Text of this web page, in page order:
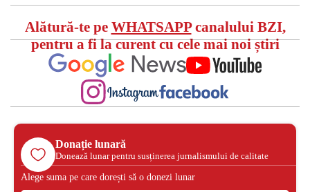
Alătură-te pe WHATSAPPcanalului BZI,
pentru a fi la curent cu cele mai noi știri
Donație lunară
Donează lunar pentru susținerea jurnalismului de calitate
Alege suma pe care dorești să o donezi lunar